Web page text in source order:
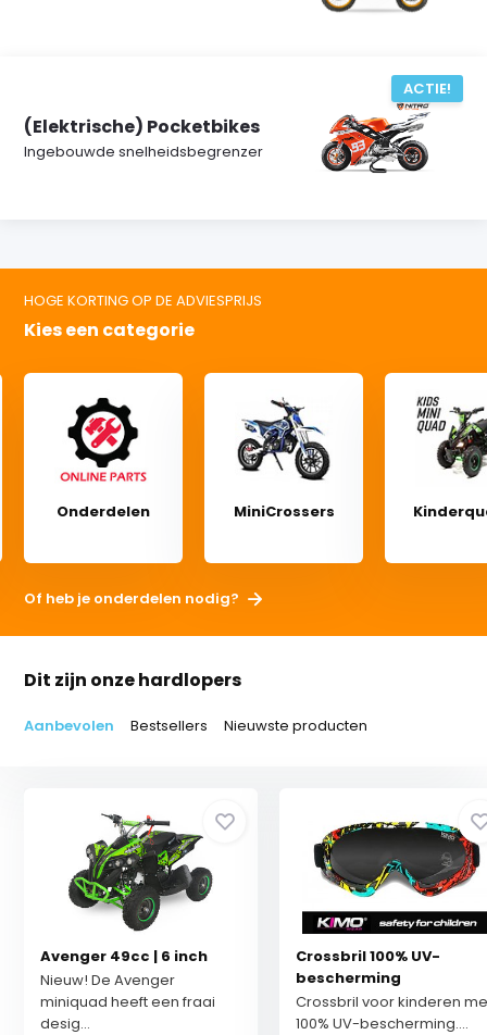
(Elektrische) Pocketbikes
Ingebouwde snelheidsbegrenzer
ACTIE!
HOGE KORTING OP DE ADVIESPRIJS
Kies een categorie
Of heb je onderdelen nodig?
Onderdelen MiniCrossers
Dit zijn onze hardlopers
Aanbevolen Bestsellers Nieuwste producten
Avenger 49cc | 6 inch
Nieuw! De Avenger
miniquad heeft een fraai
desig...
Crossbril 100% UV-
bescherming
Crossbril voor kinderen
100% UV-bescherming....